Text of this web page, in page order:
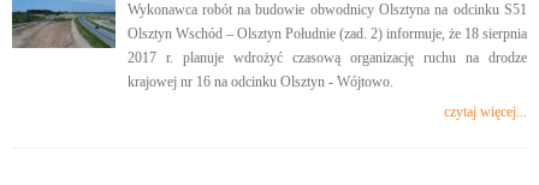
Wykonawca robót na budowie obwodnicy Olsztyna na odcinku S51
Olsztyn Wschód – Olsztyn Południe (zad. 2) informuje, że 18 sierpnia
2017 r. planuje wdrożyć czasową organizację ruchu na drodze
krajowej nr 16 na odcinku Olsztyn - Wójtowo.
czytaj więcej...